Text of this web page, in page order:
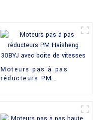
Moteurs pas à pas
réducteurs PM